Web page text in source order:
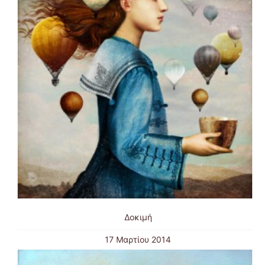
Δοκιμή
17 Μαρτίου 2014